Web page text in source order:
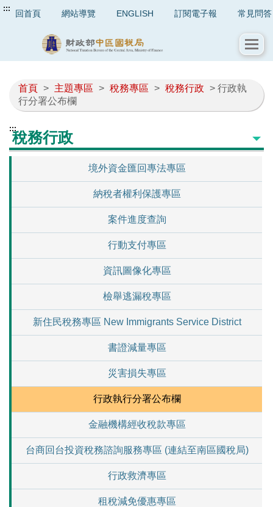
::: 回首頁 網站導覽 ENGLISH 訂閱電子報 常見問答
首頁 > 主題專區 > 稅務專區 > 稅務行政 > 行政執
行分署公布欄
:::稅務行政
境外資金匯回專法專區
納稅者權利保護專區
案件進度查詢
行動支付專區
資訊圖像化專區
檢舉逃漏稅專區
新住民稅務專區 New Immigrants Service District
書證減量專區
災害損失專區
行政執行分署公布欄
金融機構經收稅款專區
台商回台投資稅務諮詢服務專區 (連結至南區國稅局)
行政救濟專區
租稅減免優惠專區